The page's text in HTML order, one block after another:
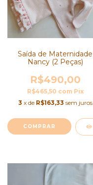
Saída de Maternidade
Nancy (2 Peças)
R$490,00
R$465,50 com Pix
3 x de R$163,33 sem juros
COMPRAR